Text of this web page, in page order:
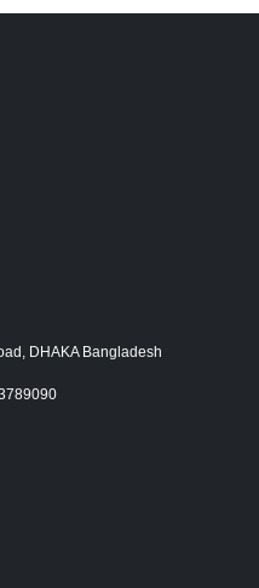
DHAKA Bangladesh